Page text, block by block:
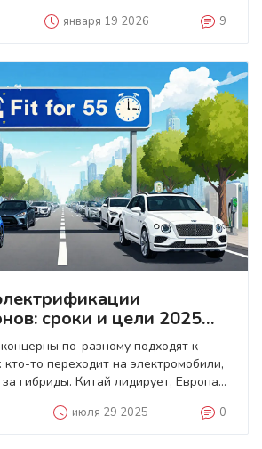
января 19 2026 9
сроки и цели 2025
по-разному подходят к
то переходит на электромобили,
гибриды. Китай лидирует, Европа
июля 29 2025 0